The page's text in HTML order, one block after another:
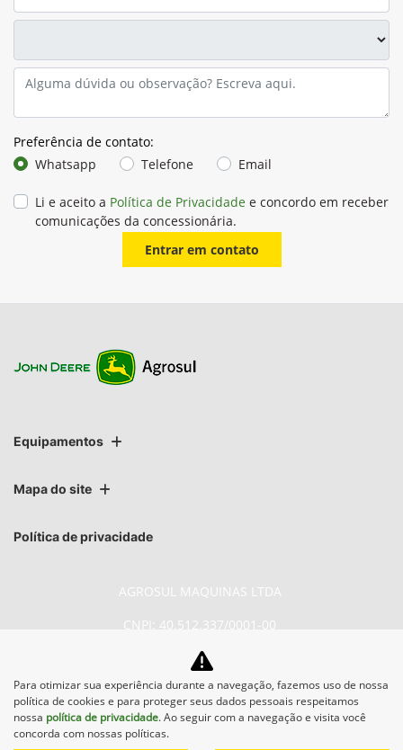
Preferência de contato:
Whatsapp
Telefone Email
Li e aceito a Política de Privacidade e concordo em receber
comunicações da concessionária.
Entrar em contato
Equipamentos
Mapa do site
Política de privacidade
AGROSUL MAQUINAS LTDA
CNPJ: 40.512.337/0001-00
No trânsito, enxergar o outro
Para otimizar sua experiência durante a navegação, fazemos uso de nossa
política de cookies e para proteger seus dados pessoais respeitamos
nossa política de privacidade. Ao seguir com a navegação e visita você
concorda com nossas políticas.